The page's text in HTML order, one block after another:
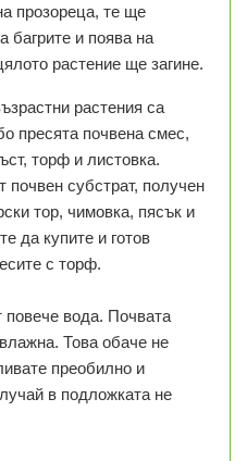
прозореца, те ще
багрите и поява на
растение ще загине.
растения са
пресята почвена смес,
торф и листовка.
почвен субстрат, получен
тор, чимовка, пясък и
да купите и готов
с торф.
повече вода. Почвата
Това обаче не
преобилно и
в подложката не